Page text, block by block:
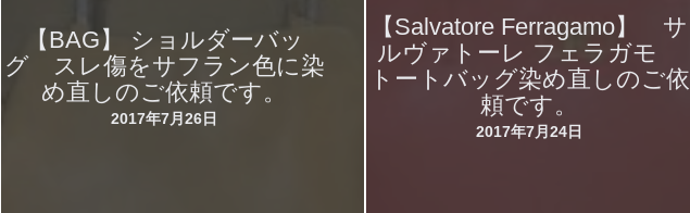
【BAG】 ショルダーバッ
グ スレ傷をサフラン色に染
め直しのご依頼です。
2017年7月26日
【Salvatore Ferragamo】 サ
ルヴァトーレ フェラガモ
トートバッグ染め直しのご依
頼です。
2017年7月24日